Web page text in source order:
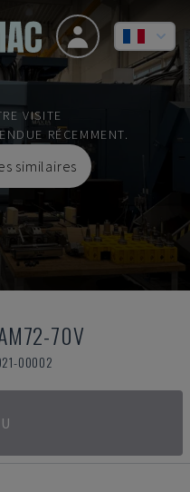
VISITE
RÉCEMMENT.
similaires
70V
00002